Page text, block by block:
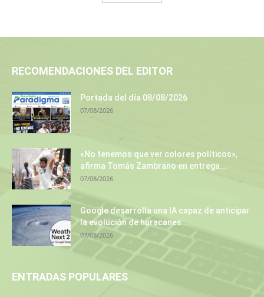
RECOMENDACIONES DEL EDITOR
Portada del día 08/08/2026
07/08/2026
«No tenemos que ver colores políticos»,
afirma Tomás Zambrano en entrega...
07/08/2026
Google desarrolla una IA capaz de anticipar
la evolución de huracanes...
07/08/2026
ENTRADAS POPULARES